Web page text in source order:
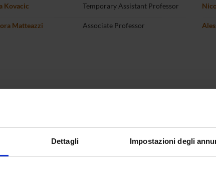
Dettagli Impostazioni degli
Kovacic Temporary Assistant Professor
Matteazzi Associate Professor